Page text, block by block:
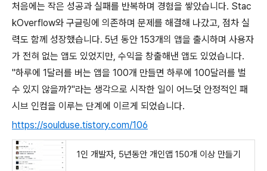
처음에는 작은 성공과 실패를 반복하며 경험을 쌓았습니다. Stac
kOverflow와 구글링에 의존하며 문제를 해결해 나갔고, 점차 실
력도 함께 성장했습니다. 5년 동안 153개의 앱을 출시하며 사용자
가 전혀 없는 앱도 있었지만, 수익을 창출해낸 앱도 있었습니다.
"하루에 1달러를 버는 앱을 100개 만들면 하루에 100달러를 벌
수 있지 않을까?"라는 생각으로 시작한 일이 어느덧 안정적인 패
시브 인컴을 이루는 단계에 이르게 되었습니다.
https://soulduse.tistory.com/106
1인 개발자, 5년동안 개인앱 150개 이상 만들기